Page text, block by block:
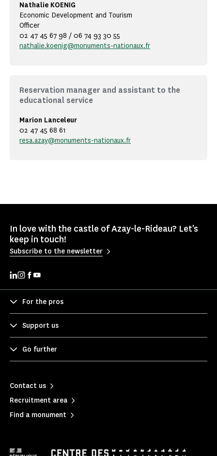
Nathalie KOENIG
Economic Development and Tourism
Officer
02 47 45 67 98 / 06 74 93 30 55
nathalie.koenig@monuments-nationaux.fr
Reservation manager and assistant to the
educational service
Marion Lanceleur
02 47 45 68 61
resa.azay@monuments-nationaux.fr
In love with the castle of Azay-le-Rideau? Let's
keep in touch!
Subscribe to the newsletter
For the pros
Support us
Go further
Contact us
Recruitment area
Find a monument